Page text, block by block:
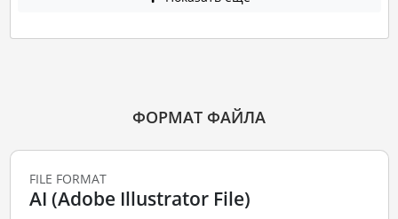
ФОРМАТ ФАЙЛА
FILE FORMAT
AI (Adobe Illustrator File)